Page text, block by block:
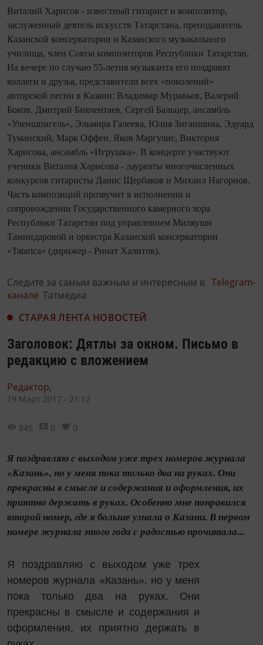
Виталий Харисов - известный гитарист и композитор,
заслуженный деятель искусств Татарстана, преподаватель
Казанской консерватории и Казанского музыкального
училища, член Союза композиторов Республики Татарстан.
На вечере по случаю 55-летия музыканта его поздравят
коллеги и друзья, представители всех «поколений»
авторской песни в Казани: Владимир Муравьев, Валерий
Боков, Дмитрий Бикчентаев, Сергей Бальцер, ансамбль
«Уленшпигель», Эльмира Галеева, Юлия Зиганшина, Эдуард
Туманский, Марк Оффен, Яков Маргулис, Виктория
Харисова, ансамбль «Игрушка». В концерте участвуют
ученики Виталия Харисова - лауреаты многочисленных
конкурсов гитаристы Данис Щербаков и Михаил Нагорнов.
Часть композиций прозвучит в исполнении и
сопровождении Государственного камерного хора
Республики Татарстан под управлением Миляуши
Таминдаровой и оркестра Казанской консерватории
«Tatarica» (дирижер - Ринат Халитов).
Следите за самым важным и интересным в Telegram-
канале Татмедиа
СТАРАЯ ЛЕНТА НОВОСТЕЙ
Заголовок: Дятлы за окном. Письмо в
редакцию с вложением
Редактор,
19 Март 2017 - 21:12
845 0 0
Я поздравляю с выходом уже трех номеров журнала
«Казань», но у меня пока только два на руках. Они
прекрасны в смысле и содержания и оформления, их
приятно держать в руках. Особенно мне понравился
второй номер, где я больше узнала о Казани. В первом
номере журнала этого года с радостью прочитала...
Я поздравляю с выходом уже трех
номеров журнала «Казань», но у меня
пока только два на руках. Они
прекрасны в смысле и содержания и
оформления, их приятно держать в